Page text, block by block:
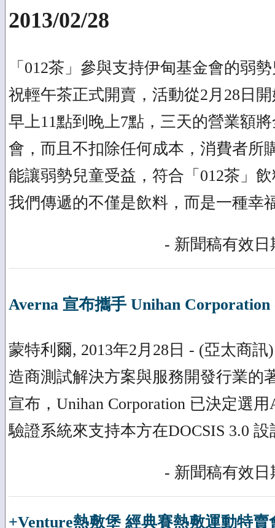
2013/02/28
「012茶」參與支持伊甸基金會的弱
祝輕午茶正式開賣，活動從2月28日
早上11點到晚上7點，三天的營業額
會，而且不扣除任何成本，消費者所
能讓弱勢兒童受益，符合「012茶」
我們傳遞的不僅是飲料，而是一種幸
- 新聞稿有效日
Averna 宣布攜手 Unihan Corporation
蒙特利爾, 2013年2月28日 - (亞太商
造商測試解決方案與服務開發行業的
宣布，Unihan Corporation 已決定選用
驗證系統來支持本方在DOCSIS 3.0
- 新聞稿有效日
+Venture熱敷堡 經典賽熱敷運動特賣